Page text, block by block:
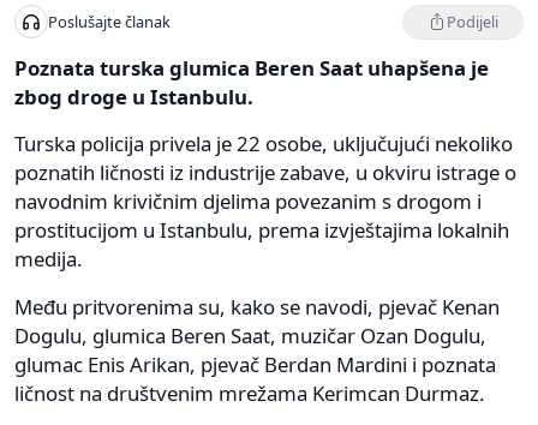
Poslušajte članak Podijeli
Poznata turska glumica Beren Saat uhapšena je
zbog droge u Istanbulu.
Turska policija privela je 22 osobe, uključujući nekoliko
poznatih ličnosti iz industrije zabave, u okviru istrage o
navodnim krivičnim djelima povezanim s drogom i
prostitucijom u Istanbulu, prema izvještajima lokalnih
medija.
Među pritvorenima su, kako se navodi, pjevač Kenan
Dogulu, glumica Beren Saat, muzičar Ozan Dogulu,
glumac Enis Arikan, pjevač Berdan Mardini i poznata
ličnost na društvenim mrežama Kerimcan Durmaz.